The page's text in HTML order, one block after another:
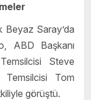
Beyaz Saray’da
ABD Başkanı
Steve
Tom
görüştü.